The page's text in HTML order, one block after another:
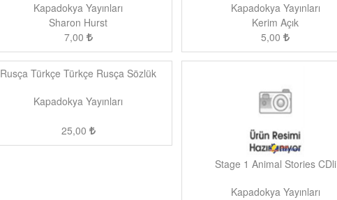
Kapadokya Yayınları
Sharon Hurst
7,00
Kapadokya Yayınları
Kerim Açık
5,00
Rusça Türkçe Türkçe Rusça Sözlük
Kapadokya Yayınları
25,00
Stage 1 Animal Stories CDli
Kapadokya Yayınları